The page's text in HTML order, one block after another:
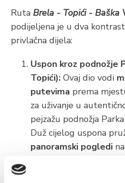
Ruta Brela - Topići - Baška
podijeljena je u dva
privlačna dijela:
Uspon kroz podnožje
Topići): Ovaj dio vodi
putevima prema
za uživanje u
pejzažu podnožja
Duž cijelog uspona
panoramski pogledi
Povratak uz more